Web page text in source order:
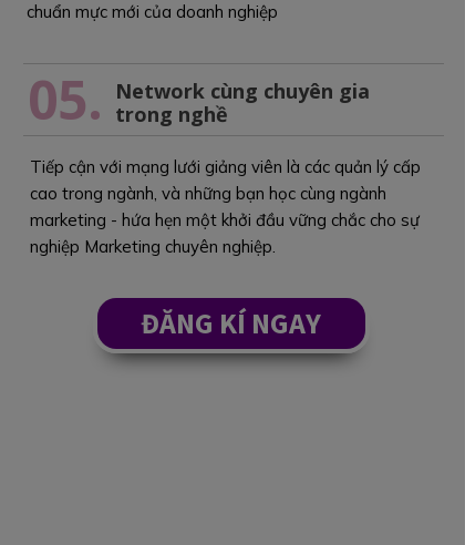
05.
Network cùng chuyên gia
trong nghề
Tiếp cận với mạng lưới giảng viên là các quản lý cấp
cao trong ngành, và những bạn học cùng ngành
marketing - hứa hẹn một khởi đầu vững chắc cho sự
nghiệp Marketing chuyên nghiệp.
ĐĂNG KÍ NGAY
chuẩn mực mới của doanh nghiệp